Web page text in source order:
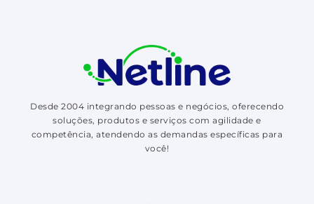
Desde 2004 integrando pessoas e negócios, oferecendo
soluções, produtos e serviços com agilidade e
competência, atendendo as demandas específicas para
você!